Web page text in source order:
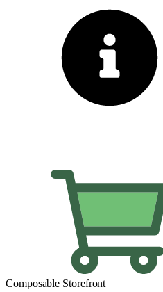
Composable Storefront